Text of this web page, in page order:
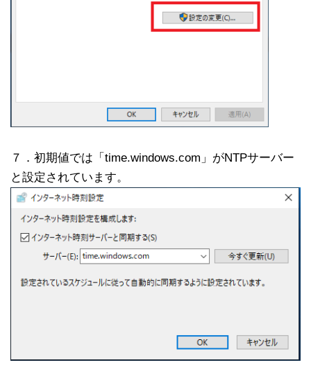
７．初期値では「time.windows.com」がNTPサーバー
と設定されています。